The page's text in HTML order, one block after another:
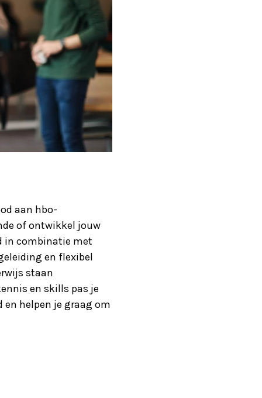
aan hbo-
of ontwikkel jouw
in combinatie met
en flexibel
staan
en skills pas je
helpen je graag om